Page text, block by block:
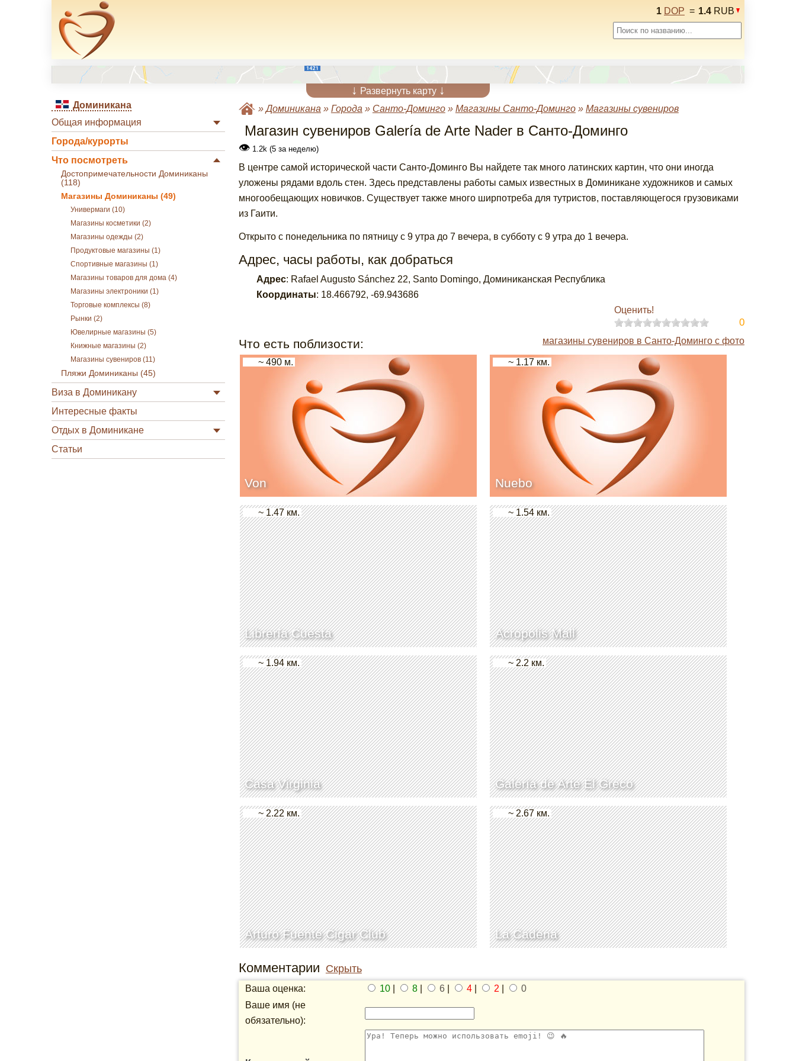
1 DOP = 1.4 RUB
↓ Развернуть карту ↓
Доминикана
Общая информация
Города/курорты
Что посмотреть
Достопримечательности Доминиканы
(118)
Магазины Доминиканы (49)
Универмаги (10)
Магазины косметики (2)
Магазины одежды (2)
Продуктовые магазины (1)
Спортивные магазины (1)
Магазины товаров для дома (4)
Магазины электроники (1)
Торговые комплексы (8)
Рынки (2)
Ювелирные магазины (5)
Книжные магазины (2)
Магазины сувениров (11)
Пляжи Доминиканы (45)
Виза в Доминикану
Интересные факты
Отдых в Доминикане
Статьи
»Доминикана » Города » Санто-Доминго» Магазины Санто-Доминго» Магазины сувениров
Магазин сувениров Galería de Arte Nader в Санто-Доминго
👁1.2k (5 за неделю)
В центре самой исторической части Санто-Доминго Вы найдете так много латинских картин, что они иногда
уложены рядами вдоль стен. Здесь представлены работы самых известных в Доминикане художников и самых
многообещающих новичков. Существует также много ширпотреба для тутристов, поставляющегося грузовиками
из Гаити.
Открыто с понедельника по пятницу с 9 утра до 7 вечера, в субботу с 9 утра до 1 вечера.
Адрес, часы работы, как добраться
Адрес: Rafael Augusto Sánchez 22, Santo Domingo, Доминиканская Республика
Координаты: 18.466792, -69.943686
Оценить!
0
Что есть поблизости: магазины сувениров в Санто-Доминго с фото
Von
~ 490 м.
Nuebo
~ 1.17 км.
Librería Cuesta
~ 1.47 км.
Acropolis Mall
~ 1.54 км.
Casa Virginia
~ 1.94 км.
Galería de Arte El Greco
~ 2.2 км.
Arturo Fuente Cigar Club
~ 2.22 км.
La Cadena
~ 2.67 км.
Комментарии Скрыть
Ваша оценка: 10| 8| 6| 4| 2
0
Ваше имя (не
обязательно):